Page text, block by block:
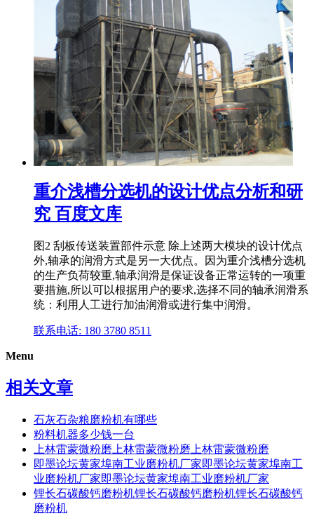
重介浅槽分选机的设计优点分析和研
究 百度文库
图2 刮板传送装置部件示意 除上述两大模块的设计优点
外,轴承的润滑方式是另一大优点。因为重介浅槽分选机
的生产负荷较重,轴承润滑是保证设备正常运转的一项重
要措施,所以可以根据用户的要求,选择不同的轴承润滑系
统：利用人工进行加油润滑或进行集中润滑。
联系电话: 180 3780 8511
Menu
相关文章
石灰石杂粮磨粉机有哪些
粉料机器多少钱一台
上林雷蒙微粉磨上林雷蒙微粉磨上林雷蒙微粉磨
即墨论坛黄家埠南工业磨粉机厂家即墨论坛黄家埠南工
业磨粉机厂家即墨论坛黄家埠南工业磨粉机厂家
锂长石碳酸钙磨粉机锂长石碳酸钙磨粉机锂长石碳酸钙
磨粉机